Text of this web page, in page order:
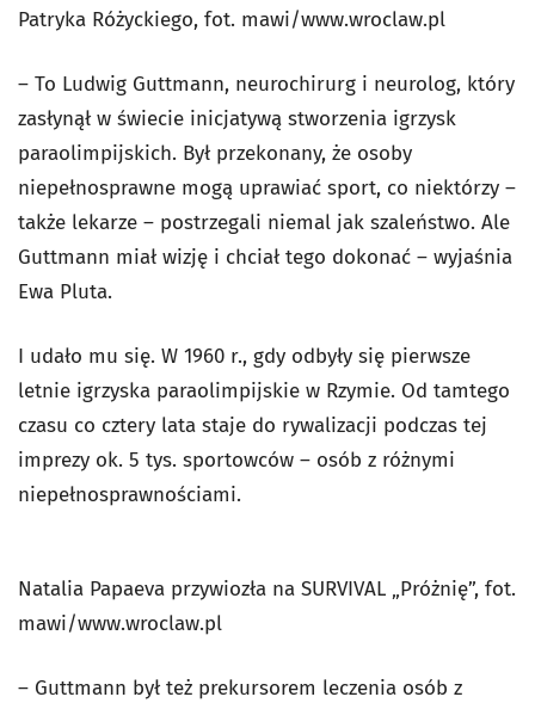
Patryka Różyckiego, fot. mawi/www.wroclaw.pl
– To Ludwig Guttmann, neurochirurg i neurolog, który
zasłynął w świecie inicjatywą stworzenia igrzysk
paraolimpijskich. Był przekonany, że osoby
niepełnosprawne mogą uprawiać sport, co niektórzy –
także lekarze – postrzegali niemal jak szaleństwo. Ale
Guttmann miał wizję i chciał tego dokonać – wyjaśnia
Ewa Pluta.
I udało mu się. W 1960 r., gdy odbyły się pierwsze
letnie igrzyska paraolimpijskie w Rzymie. Od tamtego
czasu co cztery lata staje do rywalizacji podczas tej
imprezy ok. 5 tys. sportowców – osób z różnymi
niepełnosprawnościami.
Natalia Papaeva przywiozła na SURVIVAL „Próżnię”, fot.
mawi/www.wroclaw.pl
– Guttmann był też prekursorem leczenia osób z